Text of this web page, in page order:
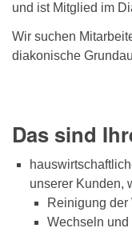
und ist Mitglied im
Wir suchen
diakonische
Das sind
unserer Kunden,
Reinigung der
Wechseln und